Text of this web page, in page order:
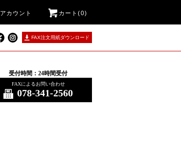
アカウント カート(0)
FAX注文用紙ダウンロード
受付時間：24時間受付
FAXによるお問い合わせ
078-341-2560